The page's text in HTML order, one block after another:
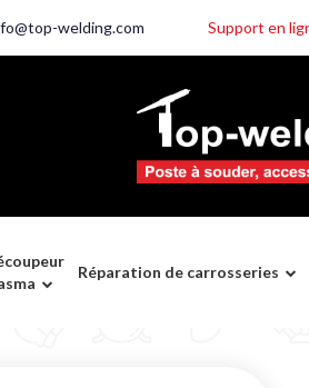
welding.com Support en
Réparation de carrosseries